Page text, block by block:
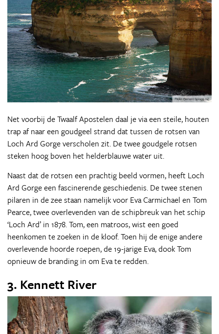
Net voorbij de Twaalf Apostelen daal je via een steile, houten
trap af naar een goudgeel strand dat tussen de rotsen van
Loch Ard Gorge verscholen zit. De twee goudgele rotsen
steken hoog boven het helderblauwe water uit.
Naast dat de rotsen een prachtig beeld vormen, heeft Loch
Ard Gorge een fascinerende geschiedenis. De twee stenen
pilaren in de zee staan namelijk voor Eva Carmichael en Tom
Pearce, twee overlevenden van de schipbreuk van het schip
‘Loch Ard’ in 1878. Tom, een matroos, wist een goed
heenkomen te zoeken in de kloof. Toen hij de enige andere
overlevende hoorde roepen, de 19-jarige Eva, dook Tom
opnieuw de branding in om Eva te redden.
3. Kennett River